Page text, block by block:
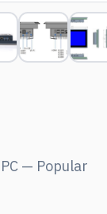
— Popular